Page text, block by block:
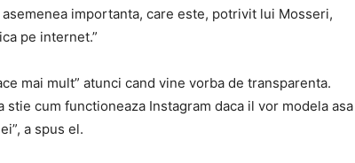
importanta, care este, potrivit lui Mosseri,
pe internet.”
mai mult” atunci cand vine vorba de transparenta.
stie cum functioneaza Instagram daca il vor modela asa
a spus el.